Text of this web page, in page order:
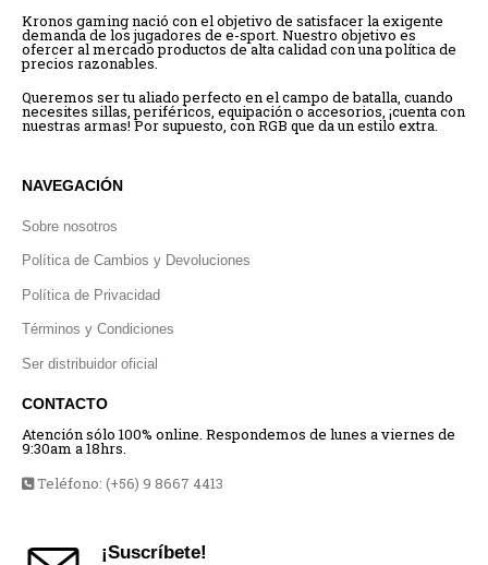
Kronos gaming nació con el objetivo de satisfacer la exigente
demanda de los jugadores de e-sport. Nuestro objetivo es
ofercer al mercado productos de alta calidad con una política de
precios razonables.
Queremos ser tu aliado perfecto en el campo de batalla, cuando
necesites sillas, periféricos, equipación o accesorios, ¡cuenta con
nuestras armas! Por supuesto, con RGB que da un estilo extra.
NAVEGACIÓN
Sobre nosotros
Política de Cambios y Devoluciones
Política de Privacidad
Términos y Condiciones
Ser distribuidor oficial
CONTACTO
Atención sólo 100% online. Respondemos de lunes a viernes de
9:30am a 18hrs.
Teléfono: (+56) 9 8667 4413
¡Suscríbete!